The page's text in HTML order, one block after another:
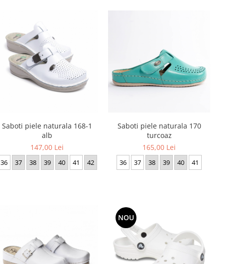
Saboti piele naturala 168-1
alb
147,00 Lei
36 37 38 39 40 41 42
Saboti piele naturala 170
turcoaz
165,00 Lei
36 37 38 39 40 41
NOU